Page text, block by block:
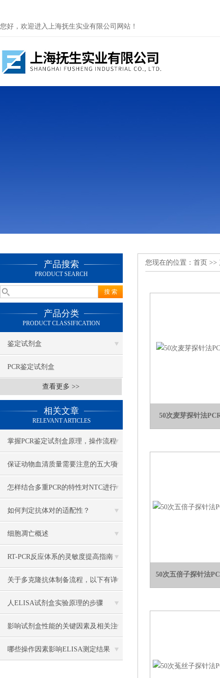
您好，欢迎进入上海抚生实业有限公司网站！
产品搜索
PRODUCT SEARCH
产品分类
PRODUCT CLASSIFICATION
鉴定试剂盒
PCR鉴定试剂盒
查看更多 >>
相关文章
RELEVANT ARTICLES
掌握PCR鉴定试剂盒原理，操作流程
更顺畅
保证动物血清质量需要注意的五大项
怎样结合多重PCR的特性对NTC进行
优化设置？
如何判定抗体对的适配性？
细胞凋亡概述
RT-PCR反应体系的灵敏度​提高指南
关于多克隆抗体制备流程，以下有详
细介绍
人ELISA试剂盒实验原理的步骤
影响试剂盒性能的关键因素及相关注
意事项
哪些操作因素影响ELISA测定结果
您现在的位置： 首页 >>
50次麦芽探针法
50次五倍子探针法